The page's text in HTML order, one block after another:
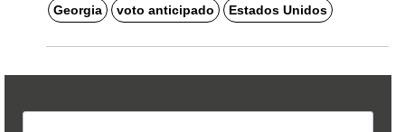
Georgia voto anticipado Estados Unidos